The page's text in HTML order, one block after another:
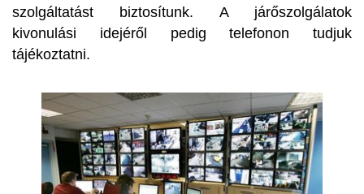
szolgáltatást biztosítunk. A járőszolgálatok
kivonulási idejéről pedig telefonon tudjuk
tájékoztatni.